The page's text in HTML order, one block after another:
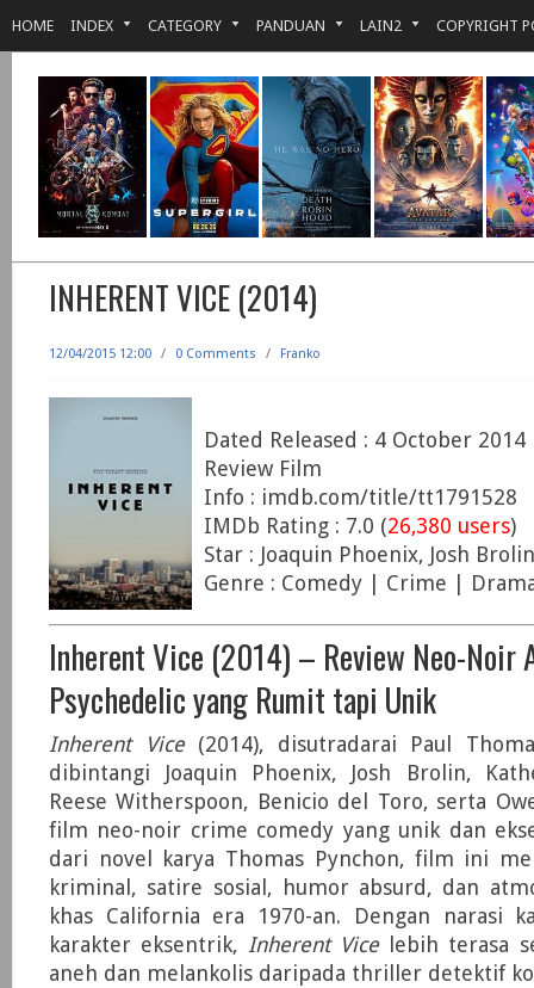
HOME INDEX CATEGORY PANDUAN LAIN2 COPYRIGHT
INHERENT VICE (2014)
12/04/2015 12:00 / 0 Comments / Franko
Dated Released : 4 October 2014
Review Film
Info : imdb.com/title/tt1791528
IMDb Rating : 7.0 (26,380 users)
Star : Joaquin Phoenix, Josh
Genre : Comedy | Crime |
Inherent Vice (2014) – Review Neo-Noir
Psychedelic yang Rumit tapi Unik
Inherent Vice(2014), disutradarai Paul
dibintangi Joaquin Phoenix, Josh Brolin,
Reese Witherspoon, Benicio del Toro, serta
film neo-noir crime comedy yang unik dan
dari novel karya Thomas Pynchon, film ini
kriminal, satire sosial, humor absurd, dan
khas California era 1970-an. Dengan narasi
karakter eksentrik, Inherent Vicelebih terasa
aneh dan melankolis daripada thriller detektif